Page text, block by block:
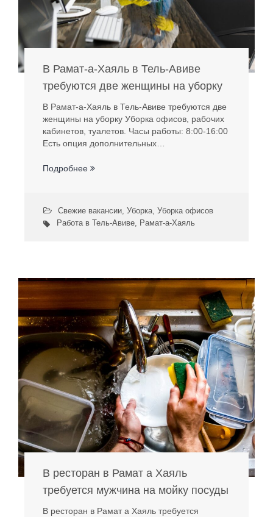
В Рамат-а-Хаяль в Тель-Авиве
требуются две женщины на уборку
В Рамат-а-Хаяль в Тель-Авиве требуются две
женщины на уборку Уборка офисов, рабочих
кабинетов, туалетов. Часы работы: 8:00-16:00
Есть опция дополнительных…
Подробнее
Свежие вакансии, Уборка, Уборка офисов
Работа в Тель-Авиве, Рамат-а-Хаяль
В ресторан в Рамат а Хаяль
требуется мужчина на мойку посуды
В ресторан в Рамат а Хаяль требуется